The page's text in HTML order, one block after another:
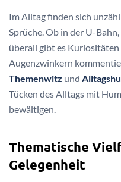
Im Alltag finden sich
Sprüche. Ob in der U-
überall gibt es
Augenzwinkern
Themenwitz und
Tücken des Alltags mit
bewältigen.
Thematische
Gelegenheit